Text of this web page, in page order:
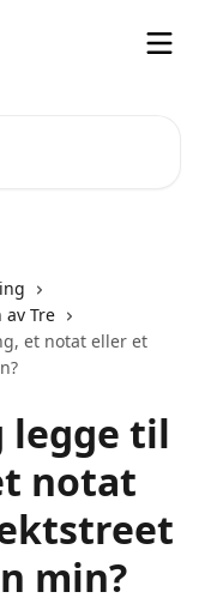
Tre
et notat eller et
legge til
notat
min?